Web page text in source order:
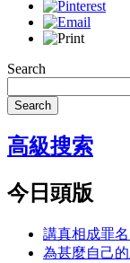
Search
Search
高級搜索
今日頭版
講真相成罪
為甚麼自己